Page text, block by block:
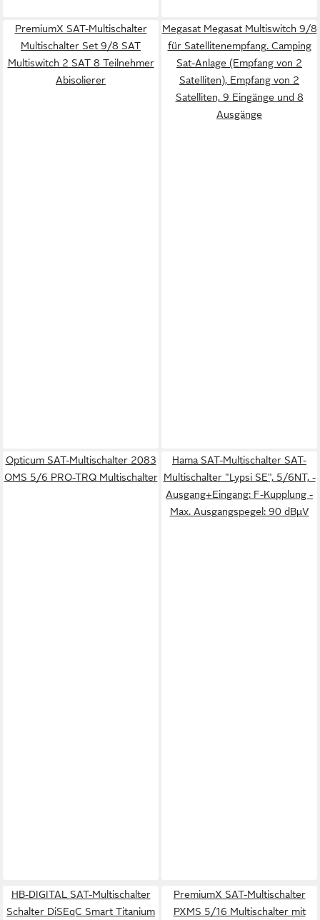
PremiumX SAT-Multischalter
Multischalter Set 9/8 SAT
Multiswitch 2 SAT 8 Teilnehmer
Abisolierer
Megasat Megasat Multiswitch 9/8
für Satellitenempfang. Camping
Sat-Anlage (Empfang von 2
Satelliten), Empfang von 2
Satelliten, 9 Eingänge und 8
Ausgänge
Opticum SAT-Multischalter 2083
OMS 5/6 PRO-TRQ Multischalter
Hama SAT-Multischalter SAT-
Multischalter "Lypsi SE", 5/6NT, -
Ausgang+Eingang: F-Kupplung -
Max. Ausgangspegel: 90 dBµV
HB-DIGITAL SAT-Multischalter
Schalter DiSEqC Smart Titanium
PremiumX SAT-Multischalter
PXMS 5/16 Multischalter mit